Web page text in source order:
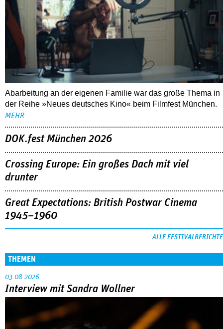
Abarbeitung an der eigenen Familie war das große Thema in
der Reihe »Neues deutsches Kino« beim Filmfest München.
MEHR
DOK.fest München 2026
Crossing Europe: Ein großes Dach mit viel
drunter
Great Expectations: British Postwar Cinema
1945–1960
ALLE FESTIVALBERICHTE
THEMEN
03.08.2026
Interview mit Sandra Wollner